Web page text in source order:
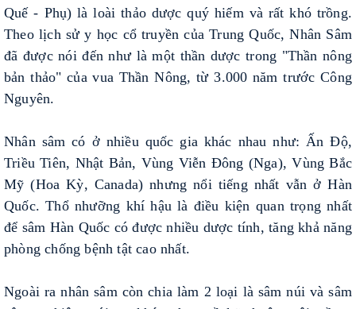
Quế - Phụ) là loài thảo dược quý hiếm và rất khó trồng.
Theo lịch sử y học cổ truyền của Trung Quốc, Nhân Sâm
đã được nói đến như là một thần dược trong "Thần nông
bản thảo" của vua Thần Nông, từ 3.000 năm trước Công
Nguyên.
Nhân sâm có ở nhiều quốc gia khác nhau như: Ấn Độ,
Triều Tiên, Nhật Bản, Vùng Viễn Đông (Nga), Vùng Bắc
Mỹ (Hoa Kỳ, Canada) nhưng nổi tiếng nhất vẫn ở Hàn
Quốc. Thổ nhưỡng khí hậu là điều kiện quan trọng nhất
để sâm Hàn Quốc có được nhiều dược tính, tăng khả năng
phòng chống bệnh tật cao nhất.
Ngoài ra nhân sâm còn chia làm 2 loại là sâm núi và sâm